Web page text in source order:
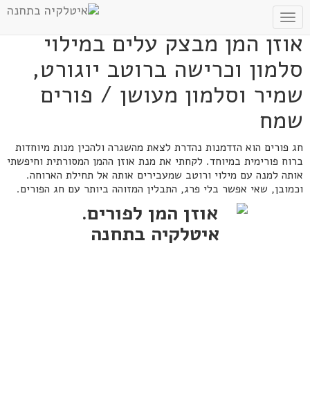
Toggle
navigation
אוזן המן מבצק עלים במילוי
סלמון וכרישה ברוטב יוגורט,
שמיר וסלמון מעושן / פורים
שמח
חג פורים הוא הזדמנות נהדרת לצאת מהשגרה ולהכין מנות מיוחדות
ברוח פורימית במיוחד. לקחתי את מנת אוזן ההמן המסורתית וחיפשתי
אותה למנה עם מילוי ורוטב שמעבירים אותה אל תחילת הארוחה.
וכמובן, שאי אפשר בלי פרג, התבלין המזוהה ביותר עם חג הפורים.